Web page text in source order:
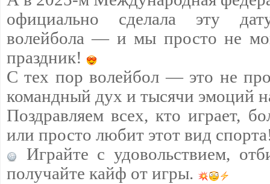
официально сделала эту
волейбола — и мы просто не
праздник!
С тех пор волейбол — это не
командный дух и тысячи эмоций
Поздравляем всех, кто играет,
или просто любит этот вид
Играйте с удовольствием,
получайте кайф от игры.